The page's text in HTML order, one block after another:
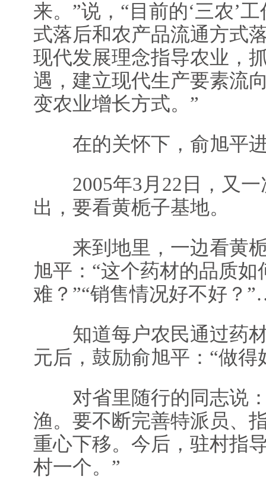
来。”说，“目前的‘三农’
式落后和农产品流通方式
现代发展理念指导农业，
遇，建立现代生产要素流
变农业增长方式。”
在的关怀下，俞旭平进
2005年3月22日，又一
出，要看黄栀子基地。
来到地里，一边看黄栀
旭平：“这个药材的品质如
难？”“销售情况好不好？
知道每户农民通过药材
元后，鼓励俞旭平：“做得
对省里随行的同志说：
渔。要不断完善特派员、
重心下移。今后，驻村指
村一个。”